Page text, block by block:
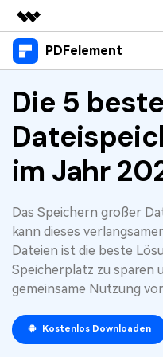
Top-Produkte
Dienstprogramme
Business
Lösungen
Über uns
Presseraum
Shop
Support
PDFelement
Produkte
Desktop
PDFelement für
Mobile App
PDFelement für
PDFelement für
Cloud
Lösungen
Benutzer im
PDF kommentieren
PDF erstellen
PDF kombinieren
PDF drucken
Ressourcen
Heiße Themen
Top PDF-Software
How-Tos
OCR PDF Tipps
Business
KMU von 1-10p
10p+ Unternehmen
Die 5
im Jahr
Das Speichern großer
kann dieses
Dateien ist die beste
Speicherplatz zu sparen
gemeinsame Nutzung
Kostenlos Downloaden